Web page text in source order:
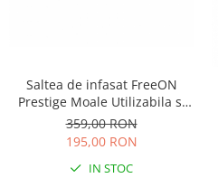
Saltea de infasat FreeON
Prestige Moale Utilizabila si
fara husa Design ergonomic
Spuma PU 70x44.5x11 cm Fara
BPA 0 luni+ Grey
359,00 RON
195,00 RON
IN STOC